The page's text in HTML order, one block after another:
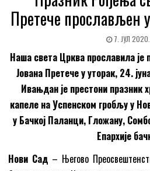
Претече прослављен
7. ЈУЛ 2020.
Наша света Црква прославила је
Јована Претече у уторак, 24.
Ивањдан је престони празник
капеле на Успенском гробљу у
у Бачкој Паланци, Гложану,
Епархије
Нови Сад – Његово